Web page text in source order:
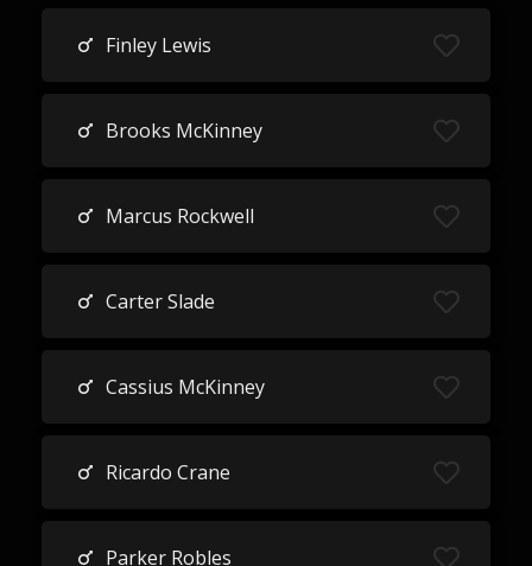
Finley Lewis
Brooks McKinney
Marcus Rockwell
Carter Slade
Cassius McKinney
Ricardo Crane
Parker Robles